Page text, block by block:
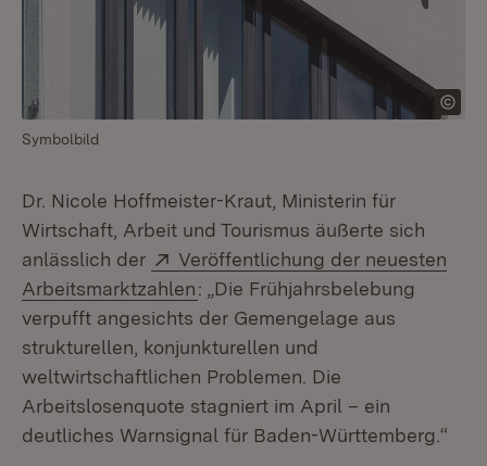
Symbolbild
Dr. Nicole Hoffmeister-Kraut, Ministerin für
Wirtschaft, Arbeit und Tourismus äußerte sich
anlässlich der
Extern:
Veröffentlichung der neuesten
Arbeitsmarktzahlen(Öffnet in neuem Fenster)
: „Die Frühjahrsbelebung
verpufft angesichts der Gemengelage aus
strukturellen, konjunkturellen und
weltwirtschaftlichen Problemen. Die
Arbeitslosenquote stagniert im April – ein
deutliches Warnsignal für Baden-Württemberg.“